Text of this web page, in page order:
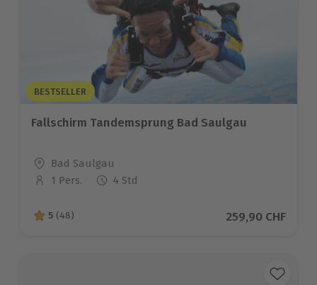
BESTSELLER
Fallschirm Tandemsprung Bad Saulgau
Standort
Bad Saulgau
Anzahl der Teilnehmer
1 Pers. 4 Std
5 von 5 Sternen basierend auf 48 Bewertungen
5 (48) Aktueller Preis
259,90 CHF